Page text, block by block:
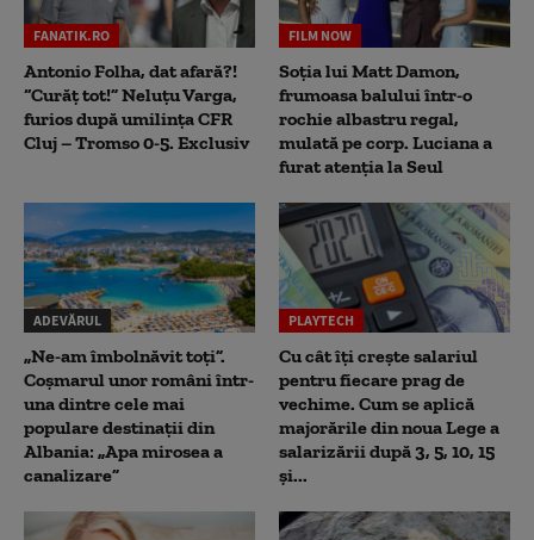
FANATIK.RO
Antonio Folha, dat afară?!
“Curăț tot!” Neluțu Varga,
furios după umilința CFR
Cluj – Tromso 0-5. Exclusiv
FILM NOW
Soția lui Matt Damon,
frumoasa balului într-o
rochie albastru regal,
mulată pe corp. Luciana a
furat atenția la Seul
ADEVĂRUL
„Ne-am îmbolnăvit toți”.
Coșmarul unor români într-
una dintre cele mai
populare destinații din
Albania: „Apa mirosea a
canalizare”
PLAYTECH
Cu cât îți crește salariul
pentru fiecare prag de
vechime. Cum se aplică
majorările din noua Lege a
salarizării după 3, 5, 10, 15
și...